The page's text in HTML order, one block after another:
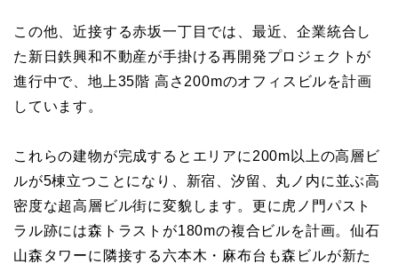
この他、近接する赤坂一丁目では、最近、企業統合し
た新日鉄興和不動産が手掛ける再開発プロジェクトが
進行中で、地上35階 高さ200mのオフィスビルを計画
しています。
これらの建物が完成するとエリアに200m以上の高層ビ
ルが5棟立つことになり、新宿、汐留、丸ノ内に並ぶ高
密度な超高層ビル街に変貌します。更に虎ノ門パスト
ラル跡には森トラストが180mの複合ビルを計画。仙石
山森タワーに隣接する六本木・麻布台も森ビルが新た